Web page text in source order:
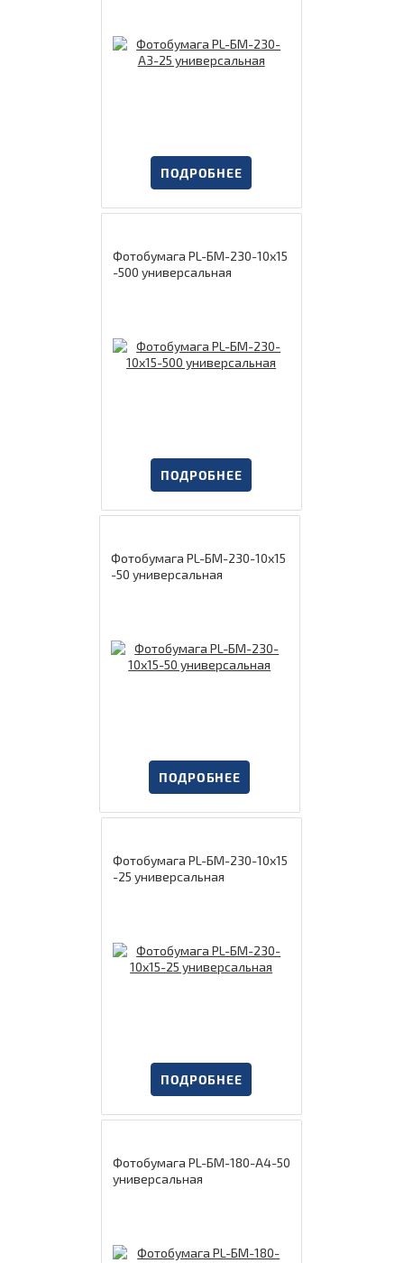
ПОДРОБНЕЕ
Фотобумага PL-БМ-230-10х15
-500 универсальная
ПОДРОБНЕЕ
Фотобумага PL-БМ-230-10х15
-50 универсальная
ПОДРОБНЕЕ
Фотобумага PL-БМ-230-10х15
-25 универсальная
ПОДРОБНЕЕ
Фотобумага PL-БМ-180-А4-50
универсальная